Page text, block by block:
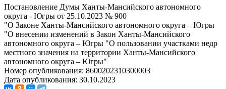
Постановление Думы Ханты-Мансийского автономного
округа - Югры от 25.10.2023 № 900
"О Законе Ханты-Мансийского автономного округа – Югры
"О внесении изменений в Закон Ханты-Мансийского
автономного округа – Югры "О пользовании участками недр
местного значения на территории Ханты-Мансийского
автономного округа – Югры"
Номер опубликования: 8600202310300003
Дата опубликования: 30.10.2023